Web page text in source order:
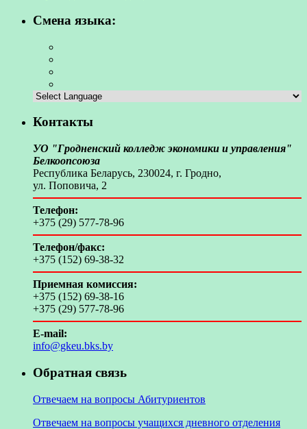
Смена языка:
Контакты
УО "Гродненский колледж экономики и управления"
Белкоопсоюза
Республика Беларусь, 230024, г. Гродно,
ул. Поповича, 2
Телефон:
+375 (29) 577-78-96
Телефон/факс:
+375 (152) 69-38-32
Приемная комиссия:
+375 (152) 69-38-16
+375 (29) 577-78-96
E-mail:
info@gkeu.bks.by
Обратная связь
Отвечаем на вопросы Абитуриентов
Отвечаем на вопросы учащихся дневного отделения